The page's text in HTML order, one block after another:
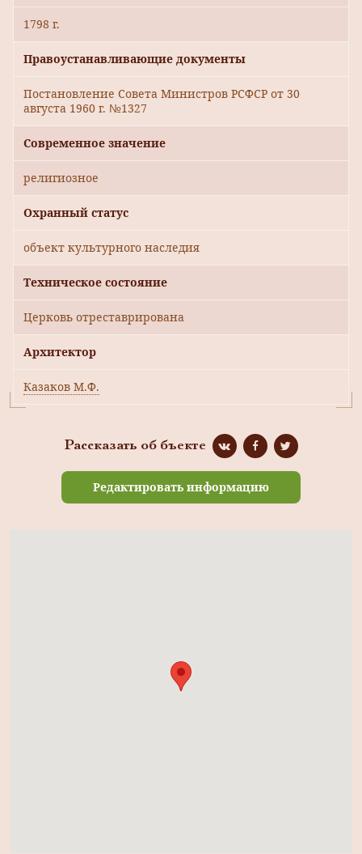
1798 г.
Правоустанавливающие документы
Постановление Совета Министров РСФСР от 30
августа 1960 г. №1327
Современное значение
религиозное
Охранный статус
объект культурного наследия
Техническое состояние
Церковь отреставрирована
Архитектор
Казаков М.Ф.
Рассказать об бъекте
Редактировать информацию